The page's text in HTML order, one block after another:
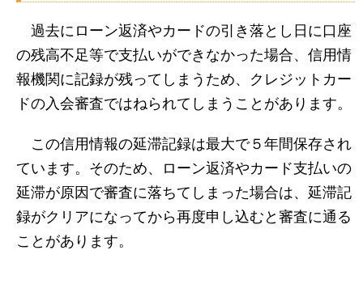
過去にローン返済やカードの引き落とし日に口座
の残高不足等で支払いができなかった場合、信用情
報機関に記録が残ってしまうため、クレジットカー
ドの入会審査ではねられてしまうことがあります。
この信用情報の延滞記録は最大で５年間保存され
ています。そのため、ローン返済やカード支払いの
延滞が原因で審査に落ちてしまった場合は、延滞記
録がクリアになってから再度申し込むと審査に通る
ことがあります。